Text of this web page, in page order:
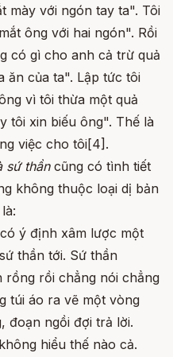
mày với ngón tay ta". Tôi
ông với hai ngón". Rồi
có gì cho anh cả trừ quả
ăn của ta". Lập tức tôi
vì tôi thừa một quả
tôi xin biếu ông". Thế là
việc cho tôi[4].
sứ thần cũng có tình tiết
không thuộc loại dị bản
ý định xâm lược một
thần tới. Sứ thần
rồng rồi chẳng nói chẳng
túi áo ra vẽ một vòng
đoạn ngồi đợi trả lời.
hiểu thế nào cả.